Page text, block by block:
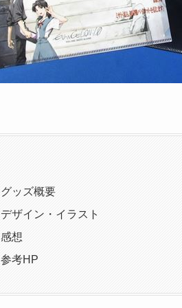
グッズ概要
デザイン・イラスト
感想
参考HP